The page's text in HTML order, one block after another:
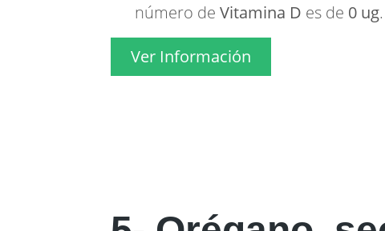
número deVitamina D es de 0 ug.
Ver Información